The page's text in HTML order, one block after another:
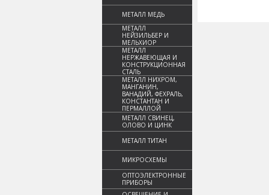
МЕТАЛЛ МЕДЬ
МЕТАЛЛ
НЕЙЗИЛЬБЕР И
МЕЛЬХИОР
МЕТАЛЛ
НЕРЖАВЕЮЩАЯ И
КОНСТРУКЦИОННАЯ
СТАЛЬ
МЕТАЛЛ НИХРОМ,
МАНГАНИН,
ВАНАДИЙ, ФЕХРАЛЬ,
КОНСТАНТАН И
ПЕРМАЛЛОЙ
МЕТАЛЛ СВИНЕЦ,
ОЛОВО И ЦИНК
МЕТАЛЛ ТИТАН
МИКРОСХЕМЫ
ОПТОЭЛЕКТРОННЫЕ
ПРИБОРЫ